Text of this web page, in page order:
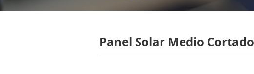
Panel Solar Medio Cortado